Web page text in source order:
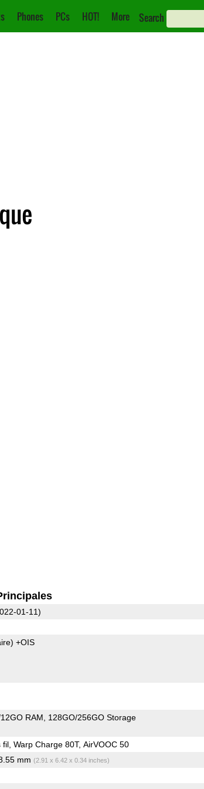
Phones PCs HOT! More Search
01-11)
+OIS
RAM 128GO/256GO Storage
Warp Charge 80T, AirVOOC 50
mm (2.91 x 6.42 x 0.34 inches)